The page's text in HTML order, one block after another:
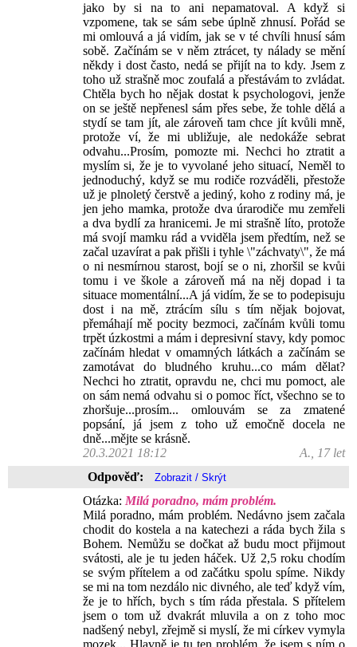
jako by si na to ani nepamatoval. A když si
vzpomene, tak se sám sebe úplně zhnusí. Pořád se
mi omlouvá a já vidím, jak se v té chvíli hnusí sám
sobě. Začínám se v něm ztrácet, ty nálady se mění
někdy i dost často, nedá se přijít na to kdy. Jsem z
toho už strašně moc zoufalá a přestávám to zvládat.
Chtěla bych ho nějak dostat k psychologovi, jenže
on se ještě nepřenesl sám přes sebe, že tohle dělá a
stydí se tam jít, ale zároveň tam chce jít kvůli mně,
protože ví, že mi ubližuje, ale nedokáže sebrat
odvahu...Prosím, pomozte mi. Nechci ho ztratit a
myslím si, že je to vyvolané jeho situací, Neměl to
jednoduchý, když se mu rodiče rozváděli, přestože
už je plnoletý čerstvě a jediný, koho z rodiny má, je
jen jeho mamka, protože dva úrarodiče mu zemřeli
a dva bydlí za hranicemi. Je mi strašně líto, protože
má svojí mamku rád a vviděla jsem předtím, než se
začal uzavírat a pak přišli i tyhle \"záchvaty\", že má
o ni nesmírnou starost, bojí se o ni, zhoršil se kvůi
tomu i ve škole a zároveň má na něj dopad i ta
situace momentální...A já vidím, že se to podepisuju
dost i na mě, ztrácím sílu s tím nějak bojovat,
přemáhají mě pocity bezmoci, začínám kvůli tomu
trpět úzkostmi a mám i depresivní stavy, kdy pomoc
začínám hledat v omamných látkách a začínám se
zamotávat do bludného kruhu...co mám dělat?
Nechci ho ztratit, opravdu ne, chci mu pomoct, ale
on sám nemá odvahu si o pomoc říct, všechno se to
zhoršuje...prosím... omlouvám se za zmatené
popsání, já jsem z toho už emočně docela ne
dně...mějte se krásně.
20.3.2021 18:12
A., 17 let
Odpověď:
Otázka: Milá poradno, mám problém.
Milá poradno, mám problém. Nedávno jsem začala
chodit do kostela a na katechezi a ráda bych žila s
Bohem. Nemůžu se dočkat až budu moct přijmout
svátosti, ale je tu jeden háček. Už 2,5 roku chodím
se svým přítelem a od začátku spolu spíme. Nikdy
se mi na tom nezdálo nic divného, ale teď když vím,
že je to hřích, bych s tím ráda přestala. S přítelem
jsem o tom už dvakrát mluvila a on z toho moc
nadšený nebyl, zřejmě si myslí, že mi církev vymyla
mozek... Hlavně je tu ten problém, že jsem s ním o